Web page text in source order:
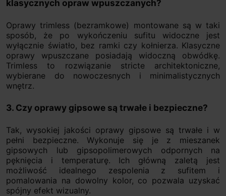
klasycznych opraw wpuszczanych?
Oprawy trimless (bezramkowe) montowane są w taki
sposób, że po wykończeniu sufitu widoczne jest
wyłącznie światło, bez ramki czy kołnierza. Klasyczne
oprawy wpuszczane posiadają widoczną obwódkę.
Trimless to rozwiązanie stricte architektoniczne,
wybierane do nowoczesnych i minimalistycznych
wnętrz.
3. Czy oprawy gipsowe są trwałe i bezpieczne?
Tak, wysokiej jakości oprawy gipsowe są trwałe i w
pełni bezpieczne. Wykonuje się je z mieszanek
gipsowych lub gipsopolimerowych odpornych na
pęknięcia i temperaturę. Ich główną zaletą jest
możliwość idealnego zespolenia z sufitem i
pomalowania na dowolny kolor, co pozwala uzyskać
spójny efekt wizualny.